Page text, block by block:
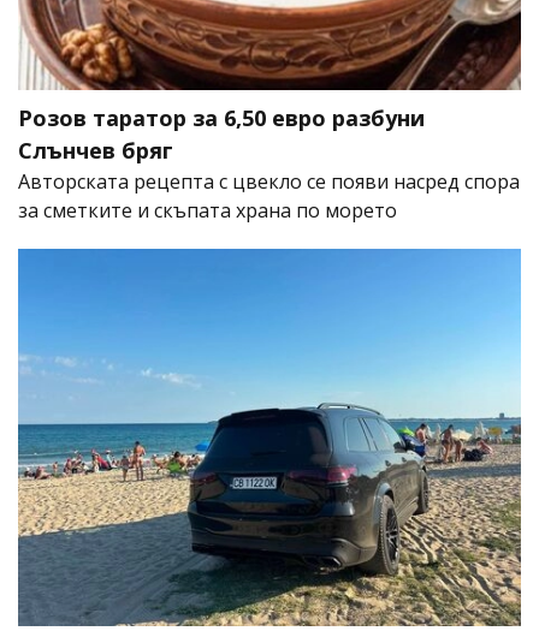
Розов таратор за 6,50 евро разбуни
Слънчев бряг
Авторската рецепта с цвекло се появи насред спора
за сметките и скъпата храна по морето